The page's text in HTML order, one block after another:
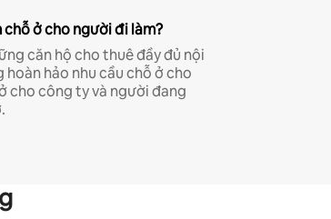
chỗ ở cho người đi làm?
căn hộ cho thuê đầy đủ nội
hảo nhu cầu chỗ ở cho
cho công ty và người đang